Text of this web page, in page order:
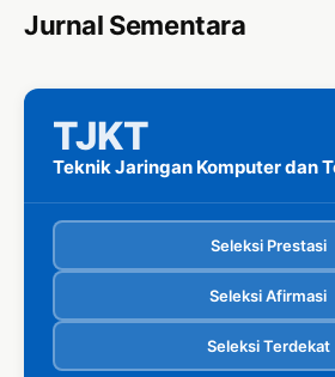
Jurnal Sementara
TJKT
Teknik Jaringan Komputer dan
Seleksi Prestasi
Seleksi Afirmasi
Seleksi Terdekat